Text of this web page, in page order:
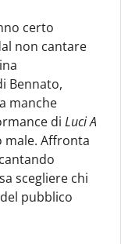
certo
non cantare
Bennato,
manche
di Luci A
male. Affronta
scegliere chi
pubblico